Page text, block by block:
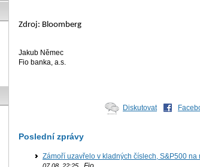
Zdroj: Bloomberg
Jakub Němec
Fio banka, a.s.
Diskutovat
Poslední zprávy
Zámoří uzavřelo v kladných číslech, S&P500 na